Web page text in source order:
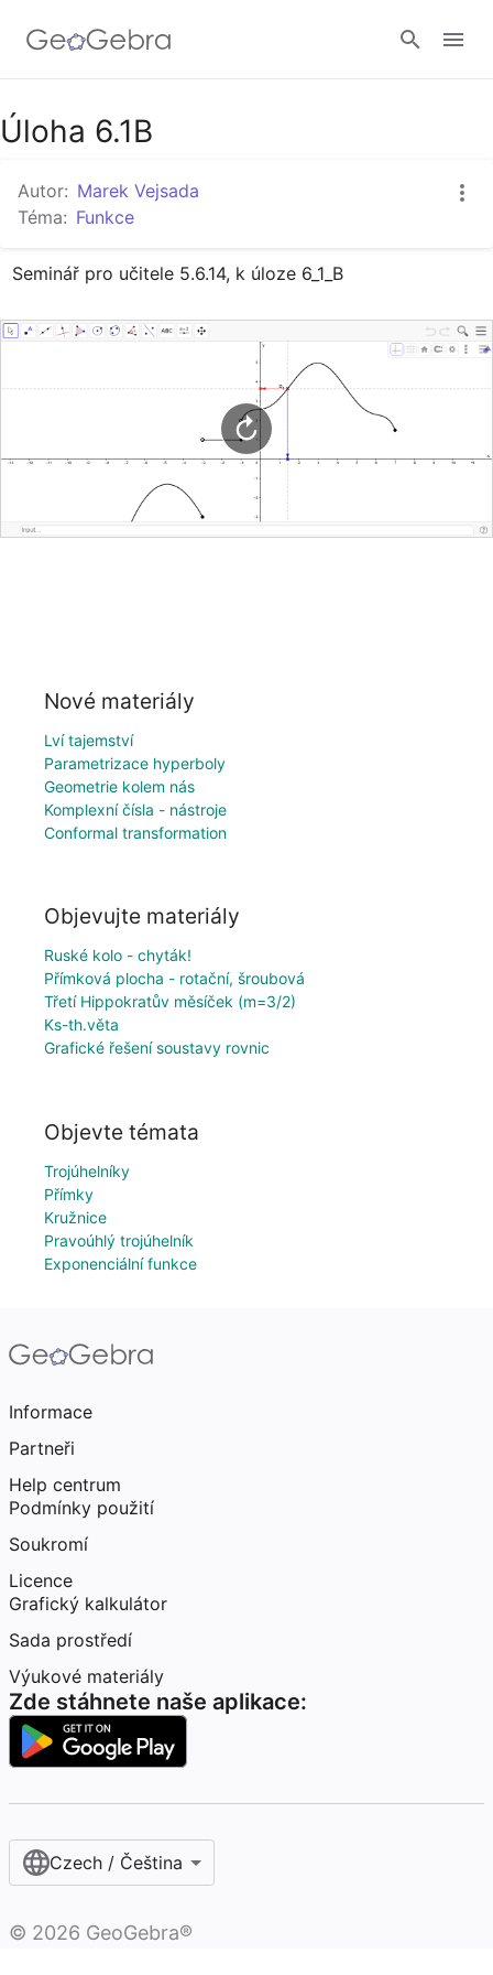
Google Classroom
GeoGebra Třída
Přihlásit
Úloha 6.1B
Autor: Marek Vejsada
Téma: Funkce
Seminář pro učitele 5.6.14, k úloze 6_1_B
Nové materiály
Lví tajemství
Parametrizace hyperboly
Geometrie kolem nás
Komplexní čísla - nástroje
Conformal transformation
Objevujte materiály
Ruské kolo - chyták!
Přímková plocha - rotační, šroubová
Třetí Hippokratův měsíček (m=3/2)
Ks-th.věta
Grafické řešení soustavy rovnic
Objevte témata
Trojúhelníky
Přímky
Kružnice
Pravoúhlý trojúhelník
Exponenciální funkce
Informace
Partneři
Help centrum
Podmínky použití
Soukromí
Licence
Grafický kalkulátor
Sada prostředí
Výukové materiály
Zde stáhnete naše aplikace:
Czech / Čeština‎
© 2026 GeoGebra®